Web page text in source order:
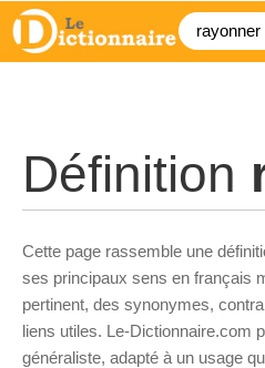
Définition
Cette page rassemble une
ses principaux sens en français
pertinent, des synonymes,
liens utiles. Le-Dictionnaire.com
généraliste, adapté à un usage